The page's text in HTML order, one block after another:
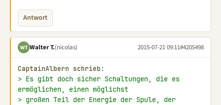
Antwort
WT Walter T.(nicolas) 2015-07-21 09:11#4205498
CaptainAlbern schrieb:
> Es gibt doch sicher Schaltungen, die es
ermöglichen, einen möglichst
> großen Teil der Energie der Spule, der